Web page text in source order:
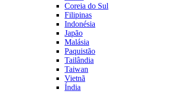
Coreia do Sul
Filipinas
Indonésia
Japão
Malásia
Paquistão
Tailândia
Taiwan
Vietnã
Índia